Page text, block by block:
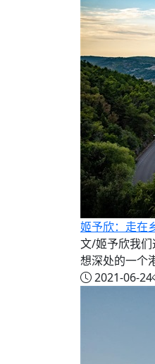
姬予欣：走在
文/姬予欣我
想深处的一个
2021-06-24